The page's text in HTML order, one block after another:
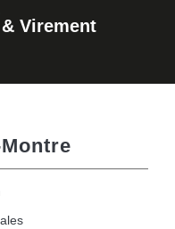
& Virement